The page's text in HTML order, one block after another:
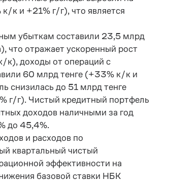
к и +21% г/г), что является
убыткам составили 23,5 млрд
что отражает ускоренный рост
к), доходы от операций с
60 млрд тенге (+33% к/к и
снизилась до 51 млрд тенге
г/г). Чистый кредитный портфель
доходов наличными за год
до 45,4%.
и расходов по
квартальный чистый
эффективности на
базовой ставки НБК